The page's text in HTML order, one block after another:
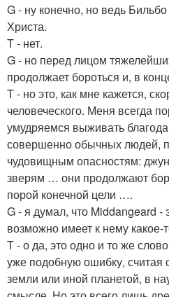
G - ну конечно, но ведь
Христа.
T - нет.
G - но перед лицом
продолжает бороться и, в
T - но это, как мне кажется,
человеческого. Меня всегда
умудряемся выживать
совершенно обычных людей,
чудовищным опасностям:
зверям … они продолжают
порой конечной цели ….
G - я думал, что Middangeard -
возможно имеет к нему какое-
T - о да, это одно и то же
уже подобную ошибку, считая
земли или иной планетой, в